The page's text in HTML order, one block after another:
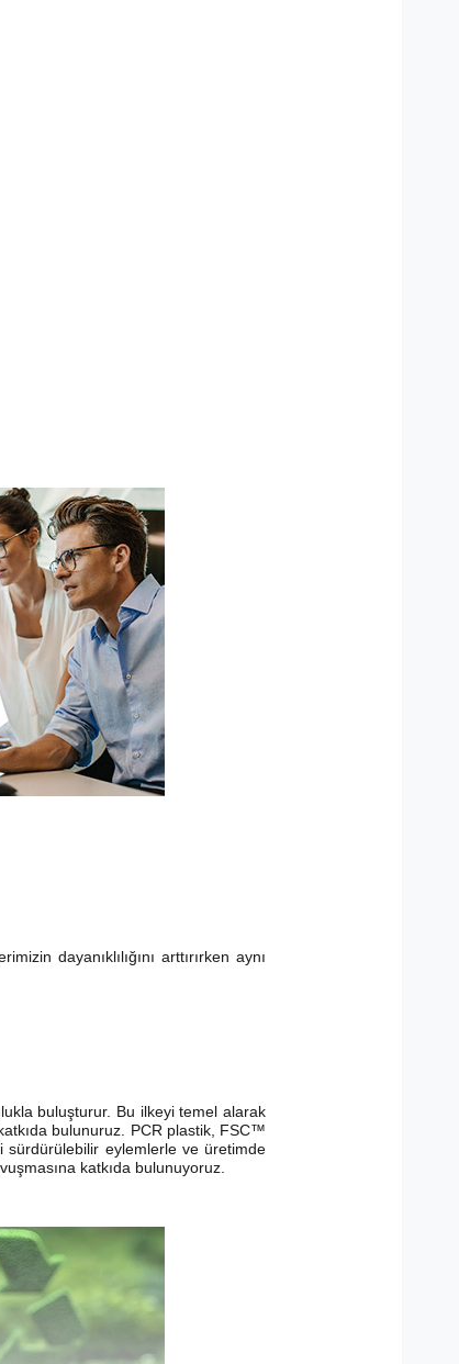
dayanıklılığını arttırırken aynı
buluşturur. Bu ilkeyi temel alarak
bulunuruz. PCR plastik, FSC™
sürdürülebilir eylemlerle ve üretimde
katkıda bulunuyoruz.